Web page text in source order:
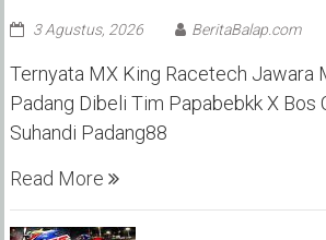
3 Agustus, 2026 BeritaBalap.com
Ternyata MX King Racetech Jawara
Padang Dibeli Tim Papabebkk X Bos
Suhandi Padang88
Read More